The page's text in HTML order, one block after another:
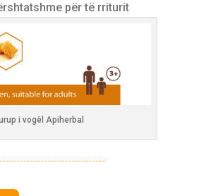
për të rriturit
i vogël Apiherbal